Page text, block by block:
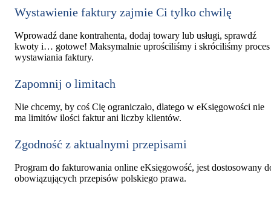
Wystawienie faktury zajmie Ci tylko chwilę
Wprowadź dane kontrahenta, dodaj towary lub usługi, sprawdź
kwoty i… gotowe! Maksymalnie uprościliśmy i skróciliśmy proces
wystawiania faktury.
Zapomnij o limitach
Nie chcemy, by coś Cię ograniczało, dlatego w eKsięgowości nie
ma limitów ilości faktur ani liczby klientów.
Zgodność z aktualnymi przepisami
Program do fakturowania online eKsięgowość, jest dostosowany
obowiązujących przepisów polskiego prawa.